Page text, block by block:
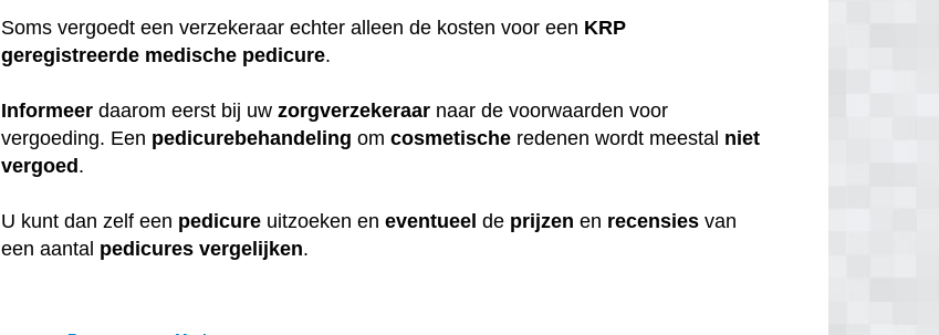
Soms vergoedt een verzekeraar echter alleen de kosten voor een KRP
geregistreerde medische pedicure.
Informeer daarom eerst bij uwzorgverzekeraar naar de voorwaarden voor
vergoeding. Een pedicurebehandeling omcosmetische redenen wordt meestal niet
vergoed .
U kunt dan zelf een pedicure uitzoeken eneventueel de prijzen en recensies van
een aantal pedicures vergelijken.